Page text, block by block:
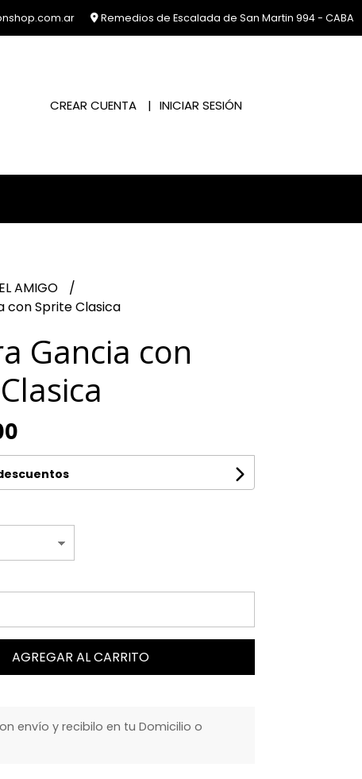
Remedios de Escalada de San Martin 994 - CABA
CREAR CUENTA INICIAR SESIÓN
AMIGO
con Sprite Clasica
Gancia con
AGREGAR AL CARRITO
envío y recibilo en tu Domicilio o